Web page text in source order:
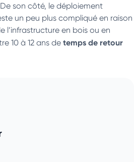
son côté, le déploiement
un peu plus compliqué en raison
l’infrastructure en bois ou en
10 à 12 ans de temps de retour
sur Linkedin